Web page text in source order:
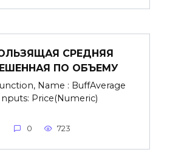
СРЕДНЯЯ
ПО ОБЪЕМУ
Name : BuffAverage
Price(Numeric)
0 723